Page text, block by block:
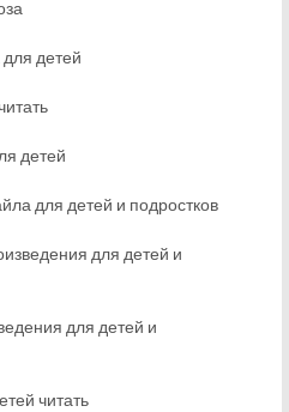
детей
детей
для детей и подростков
для детей и
для детей и
читать